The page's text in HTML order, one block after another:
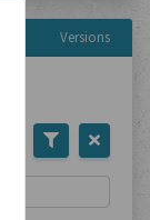
Versions